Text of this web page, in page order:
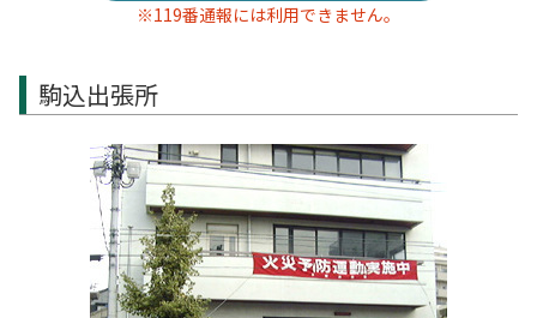
※119番通報には利用できません。
駒込出張所